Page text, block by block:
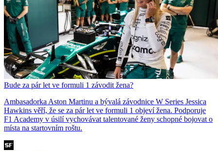
Bude za pár let ve formuli 1 závodit žena?
Ambasadorka Aston Martinu a bývalá závodnice W Series Jessica
Hawkins věří, že se za pár let ve formuli 1 objeví žena. Podporuje
F1 Academy v úsilí vychovávat talentované ženy schopné bojovat o
místa na startovním roštu.